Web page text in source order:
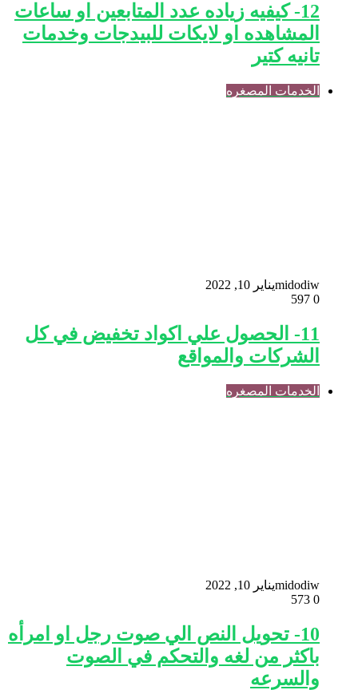
12- كيفيه زياده عدد المتابعين او ساعات
المشاهده او لايكات للبيدجات وخدمات
تانيه كتير
الخدمات المصغره
midodiwيناير 10, 2022
0
11- الحصول علي اكواد تخفيض في كل
الشركات والمواقع
الخدمات المصغره
midodiwيناير 10, 2022
0
10- تحويل النص الي صوت رجل او امرأه
باكثر من لغه والتحكم في الصوت
والسرعه